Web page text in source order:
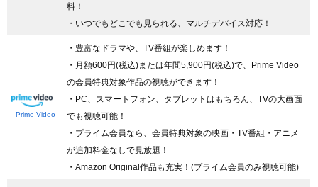
料！
・いつでもどこでも見られる、マルチデバイス対応！
Prime Video
・豊富なドラマや、TV番組が楽しめます！
・月額600円(税込)または年間5,900円(税込)で、Prime Video
の会員特典対象作品の視聴ができます！
・PC、スマートフォン、タブレットはもちろん、TVの大画面
でも視聴可能！
・プライム会員なら、会員特典対象の映画・TV番組・アニメ
が追加料金なしで見放題！
・Amazon Original作品も充実！(プライム会員のみ視聴可能)